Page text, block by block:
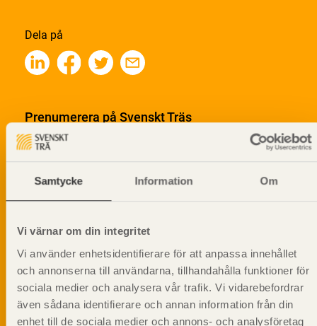
Samtycke Information Om
Vi värnar om din integritet
Vi använder enhetsidentifierare för att anpassa innehållet
och annonserna till användarna, tillhandahålla funktioner för
sociala medier och analysera vår trafik. Vi vidarebefordrar
även sådana identifierare och annan information från din
enhet till de sociala medier och annons- och analysföretag
Dela på
Prenumerera på Svenskt Träs
informationsutskick!